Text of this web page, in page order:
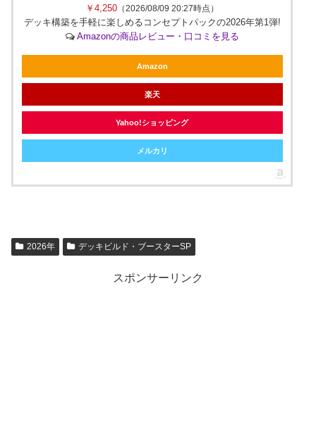
￥4,250 （2026/08/09 20:27時点）
デッキ構築を手軽に楽しめるコンセプトパックの2026年第1弾!
Amazonの商品レビュー・口コミを見る
Amazon
楽天
Yahoo!ショッピング
メルカリ
2026年 デッキビルド・ブースターSP
スポンサーリンク